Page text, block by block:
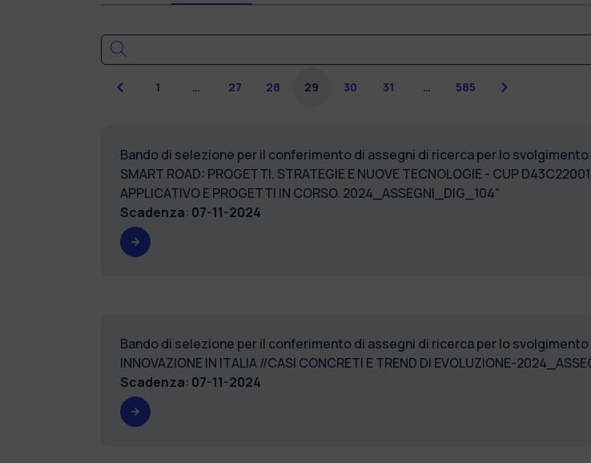
Precedente
1 … 27 28 29 30 31 … 585 Successiva
Bando di selezione per il conferimento di assegni di ricerca per lo svolgimento
SMART ROAD: PROGETTI, STRATEGIE E NUOVE TECNOLOGIE - CUP
APPLICATIVO E PROGETTI IN CORSO. 2024_ASSEGNI_DIG_104”
Scadenza: 07-11-2024
Bando di selezione per il conferimento di assegni di ricerca per lo svolgimento
INNOVAZIONE IN ITALIA //CASI CONCRETI E TREND DI EVOLUZIONE-
Scadenza: 07-11-2024